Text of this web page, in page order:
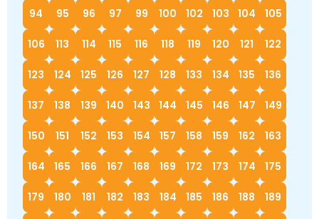
94 95 96 97 99 100 102 103 104 105
106 113 114 115 116 118 119 120 121 122
123 124 125 126 127 128 133 134 135 136
137 138 139 140 143 144 145 146 147 149
150 151 152 153 154 157 158 159 162 163
164 165 166 167 168 169 172 173 174 175
179 180 181 182 183 184 185 186 188 189